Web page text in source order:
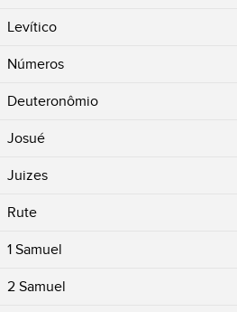
Levítico
Números
Deuteronômio
Josué
Juizes
Rute
1 Samuel
2 Samuel